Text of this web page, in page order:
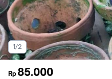
1/2
Rp 85.000